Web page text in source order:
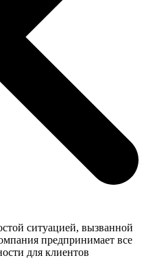
ситуацией, вызванной
предпринимает все
для клиентов